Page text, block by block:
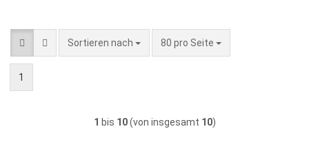
Sortieren nach
Sortieren nach 80 pro Seite
pro Seite
1
1 bis 10(von insgesamt 10)